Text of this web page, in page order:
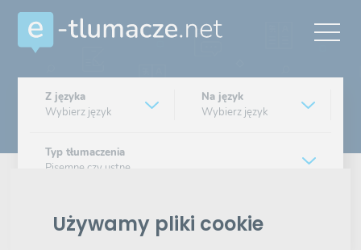
Używamy pliki cookie
Z języka
Wybierz język
Na język
Wybierz język
Typ tłumaczenia
Pisemne czy ustne